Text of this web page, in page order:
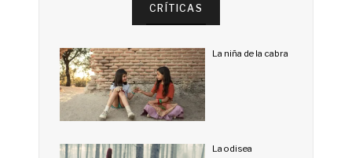
CRÍTICAS
La niña de la cabra
La odisea